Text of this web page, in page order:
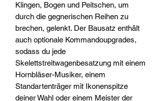
Klingen, Bogen und Peitschen, um
durch die gegnerischen Reihen zu
brechen, gelenkt. Der Bausatz enthält
auch optionale Kommandoupgrades,
sodass du jede
Skelettstreitwagenbesatzung mit einem
Hornbläser-Musiker, einem
Standartenträger mit Ikonenspitze
deiner Wahl oder einem Meister der